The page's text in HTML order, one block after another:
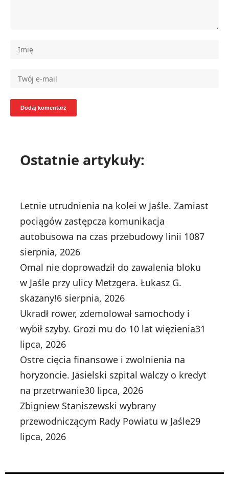
Ostatnie artykuły:
Letnie utrudnienia na kolei w Jaśle. Zamiast
pociągów zastępcza komunikacja
autobusowa na czas przebudowy linii 1087
sierpnia, 2026
Omal nie doprowadził do zawalenia bloku
w Jaśle przy ulicy Metzgera. Łukasz G.
skazany!6 sierpnia, 2026
Ukradł rower, zdemolował samochody i
wybił szyby. Grozi mu do 10 lat więzienia31
lipca, 2026
Ostre cięcia finansowe i zwolnienia na
horyzoncie. Jasielski szpital walczy o kredyt
na przetrwanie30 lipca, 2026
Zbigniew Staniszewski wybrany
przewodniczącym Rady Powiatu w Jaśle29
lipca, 2026